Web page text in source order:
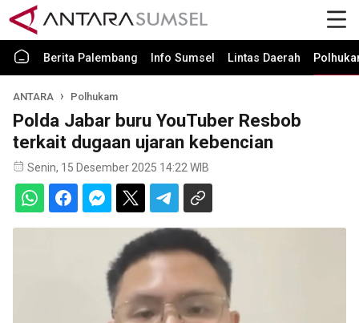
Berita Palembang Info Sumsel Lintas Daerah
ANTARA Polhukam
Polda Jabar buru YouTuber Resbob
terkait dugaan ujaran kebencian
Senin, 15 Desember 2025 14:22 WIB